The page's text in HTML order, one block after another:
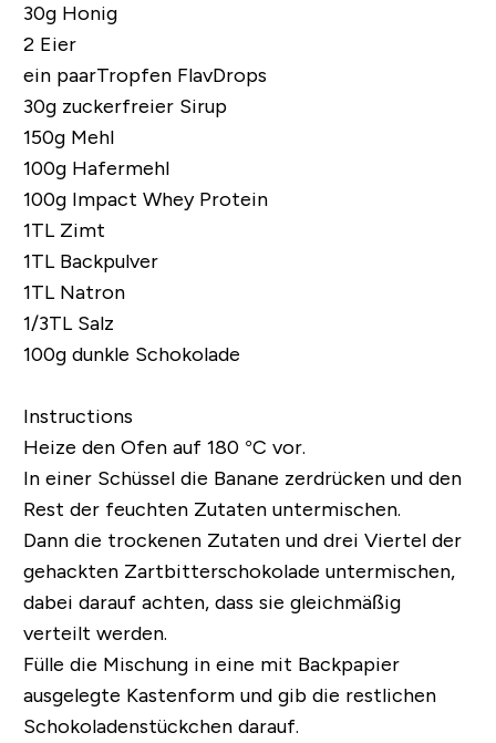
30g Honig
2 Eier
ein paarTropfenFlavDrops
30gzuckerfreier Sirup
150g Mehl
100g Hafermehl
100gImpact Whey Protein
1TL Zimt
1TL Backpulver
1TL Natron
1/3TL Salz
100g dunkle Schokolade
Instructions
Heize den Ofen auf 180 °C vor.
In einer Schüssel die Banane zerdrücken und den
Rest der feuchten Zutaten untermischen.
Dann die trockenen Zutaten und drei Viertel der
gehackten Zartbitterschokolade untermischen,
dabei darauf achten, dass sie gleichmäßig
verteilt werden.
Fülle die Mischung in eine mit Backpapier
ausgelegte Kastenform und gib die restlichen
Schokoladenstückchen darauf.